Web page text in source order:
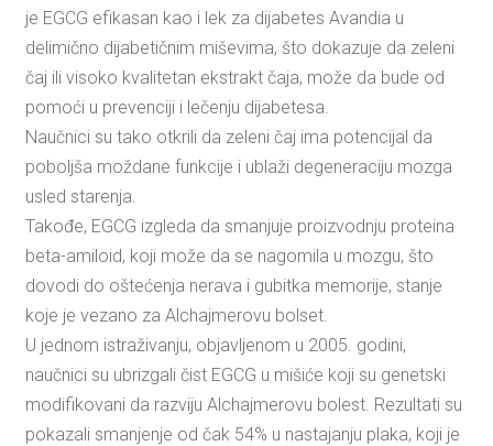
je EGCG efikasan kao i lek za dijabetes Avandia u
delimično dijabetičnim miševima, što dokazuje da zeleni
čaj ili visoko kvalitetan ekstrakt čaja, može da bude od
pomoći u prevenciji i lečenju dijabetesa.
Naučnici su tako otkrili da zeleni čaj ima potencijal da
poboljša moždane funkcije i ublaži degeneraciju mozga
usled starenja.
Takođe, EGCG izgleda da smanjuje proizvodnju proteina
beta-amiloid, koji može da se nagomila u mozgu, što
dovodi do oštećenja nerava i gubitka memorije, stanje
koje je vezano za Alchajmerovu bolset.
U jednom istraživanju, objavljenom u 2005. godini,
naučnici su ubrizgali čist EGCG u mišiće koji su genetski
modifikovani da razviju Alchajmerovu bolest. Rezultati su
pokazali smanjenje od čak 54% u nastajanju plaka, koji je